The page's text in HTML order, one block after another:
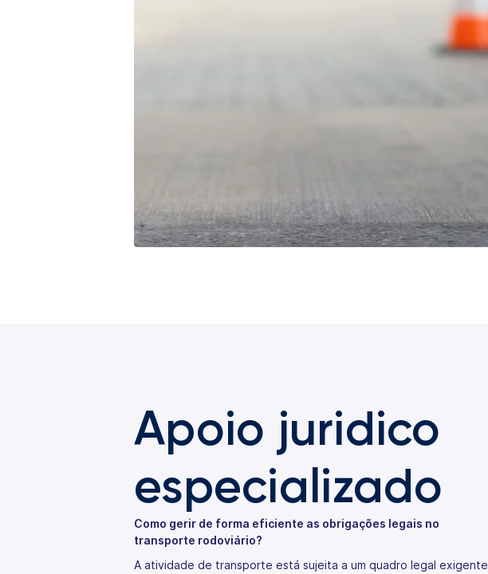
Apoio juridico
especializado
Como gerir de forma eficiente as obrigações legais no
transporte rodoviário?
A atividade de transporte está sujeita a um quadro legal exigente,